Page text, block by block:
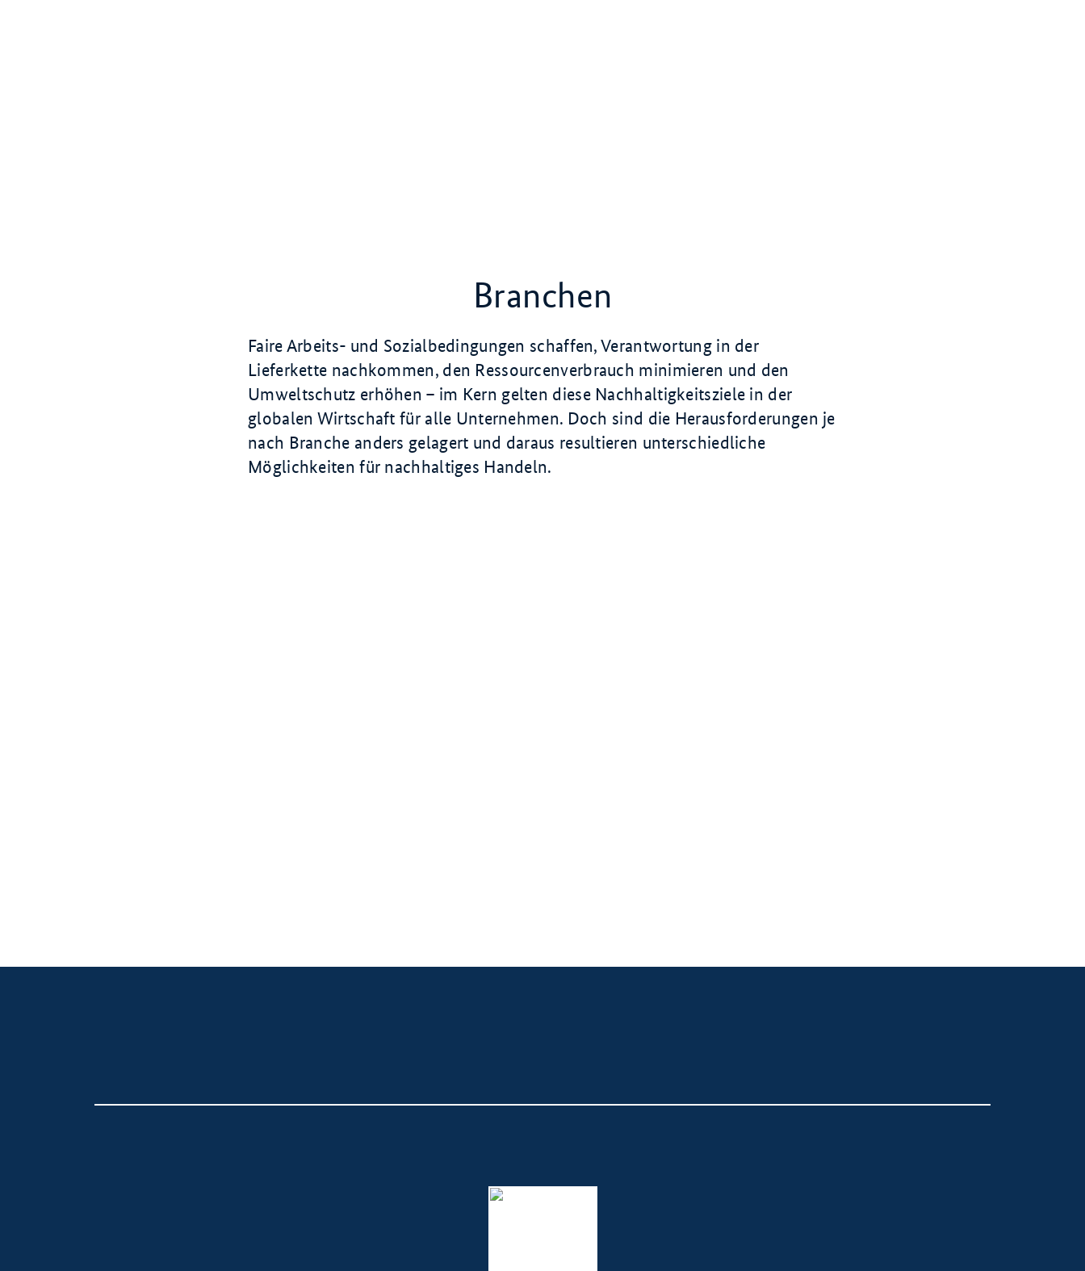
Branchen
Faire Arbeits- und Sozialbedingungen schaffen, Verantwortung in der
Lieferkette nachkommen, den Ressourcenverbrauch minimieren und den
Umweltschutz erhöhen – im Kern gelten diese Nachhaltigkeitsziele in der
globalen Wirtschaft für alle Unternehmen. Doch sind die Herausforderungen je
nach Branche anders gelagert und daraus resultieren unterschiedliche
Möglichkeiten für nachhaltiges Handeln.